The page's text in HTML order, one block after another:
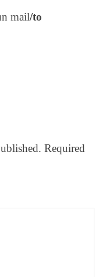
mail/to
Required